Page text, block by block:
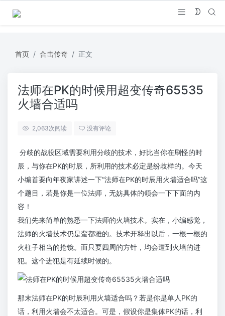
首页 合击传奇 正文
法师在PK的时候用超变传奇65535
火墙合适吗
2,063次阅读 没有评论
分歧的战役区域需要利用分歧的技术，好比当你在刷怪的时
辰，与你在PK的时辰，所利用的技术必定是纷歧样的。今天
小编首要向年夜家讲述一下“法师在PK的时辰用火墙适合吗”这
个题目，若是你是一位法师，无妨具体的领会一下下面的内
容！
我们先来简单的熟悉一下法师的火墙技术。实在，小编感觉，
法师的火墙技术仍是蛮都雅的。技术开释出以后，一根一根的
火柱子相当的抢镜。而只要四周的方针，均会遭到火墙的进
犯。这个进犯是有延续时候的。
那末法师在PK的时辰利用火墙适合吗？若是你是单人PK的
话，利用火墙会不太适合。可是，假设你是集体PK的话，利